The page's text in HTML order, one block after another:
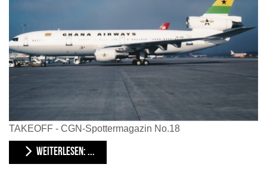
TAKEOFF - CGN-Spottermagazin No.18
WEITERLESEN: ...